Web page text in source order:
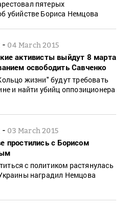
пятерых
убийстве Бориса Немцова
- 04 March 2015
активисты выйдут 8 марта
освободить Савченко
жизни" будут требовать
и найти убийц оппозиционера
- 03 March 2015
простились с Борисом
с политиком растянулась
наградил Немцова